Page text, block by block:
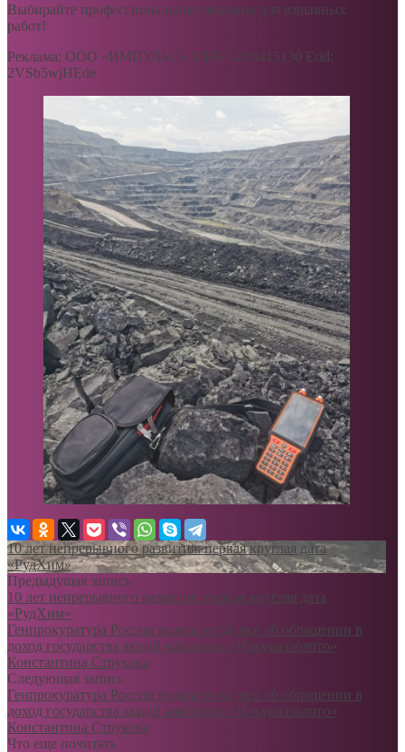
Выбирайте профессиональные решения для взрывных
работ!
Реклама: ООО «ИМПУЛЬС», ИНН 4205415130 Erid:
2VSb5wjHEde
10 лет непрерывного развития: первая круглая дата
«РудХим»
Предыдущая запись
10 лет непрерывного развития: первая круглая дата
«РудХим»
Генпрокуратура России подала в суд иск об обращении в
доход государства акций компании «Южуралзолото»
Константина Струкова
Следующая запись
Генпрокуратура России подала в суд иск об обращении в
доход государства акций компании «Южуралзолото»
Константина Струкова
Что еще почитать